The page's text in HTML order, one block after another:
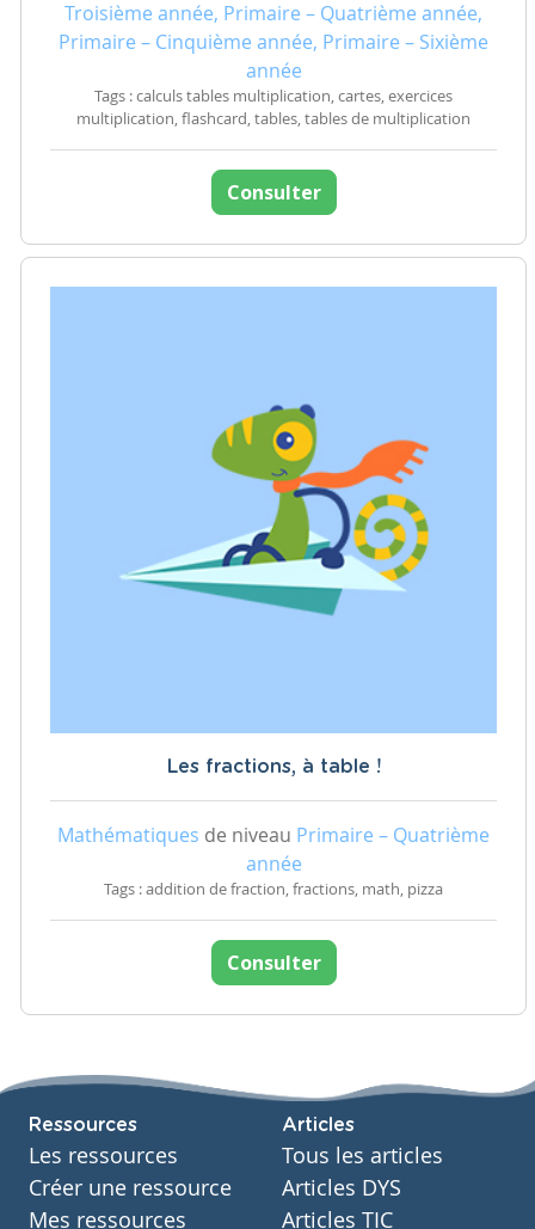
Troisième année, Primaire – Quatrième année,
Primaire – Cinquième année, Primaire – Sixième
année
Tags : calculs tables multiplication, cartes, exercices
multiplication, flashcard, tables, tables de multiplication
Consulter
Les fractions, à table !
Mathématiques de niveau Primaire – Quatrième
année
Tags : addition de fraction, fractions, math, pizza
Consulter
Ressources
Les ressources
Créer une ressource
Mes ressources
Articles
Tous les articles
Articles DYS
Articles TIC